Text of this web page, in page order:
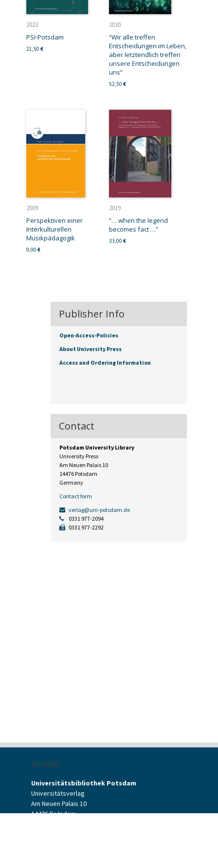
2023
PSI-Potsdam
21,50 €
2020
“Wir alle treffen
Entscheidungen im Leben,
aber letztendlich treffen
unsere Entscheidungen
uns”
52,50 €
2009
Perspektiven einer
Interkulturellen
Musikpädagogik
9,00 €
2019
“… when the legend
becomes fact …”
33,00 €
Publisher Info
Open-Access-Policies
About University Press
Access and Ordering Information
Contact
Potsdam University Library
University Press
Am Neuen Palais 10
14476 Potsdam
Germany
Contact form
verlag@uni-potsdam.de
0331 977-2094
0331 977-2292
Kontakt
Universitätsbibliothek Potsdam
Universitätsverlag
Am Neuen Palais 10
14476 Potsdam